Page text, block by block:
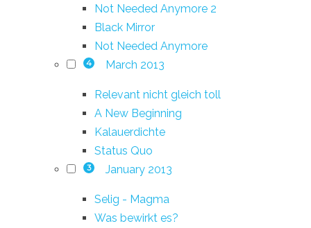
Not Needed Anymore 2
Black Mirror
Not Needed Anymore
4 March 2013
Relevant nicht gleich toll
A New Beginning
Kalauerdichte
Status Quo
3 January 2013
Selig - Magma
Was bewirkt es?